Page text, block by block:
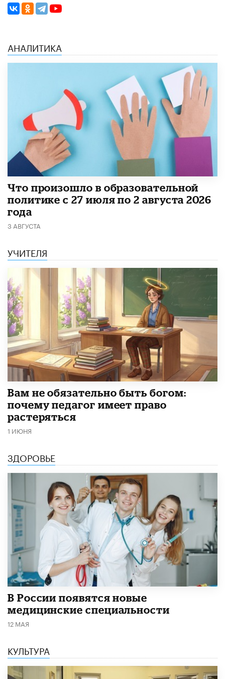
АНАЛИТИКА
​Что произошло в образовательной
политике с 27 июля по 2 августа 2026
года
3 АВГУСТА
УЧИТЕЛЯ
​Вам не обязательно быть богом:
почему педагог имеет право
растеряться
1 ИЮНЯ
ЗДОРОВЬЕ
В России появятся новые
медицинские специальности
12 МАЯ
КУЛЬТУРА